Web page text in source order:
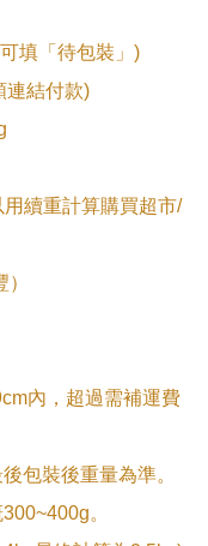
填「待包裝」)
連結付款)
續重計算購買超市/
內，超過需補運費
包裝後重量為準。
。